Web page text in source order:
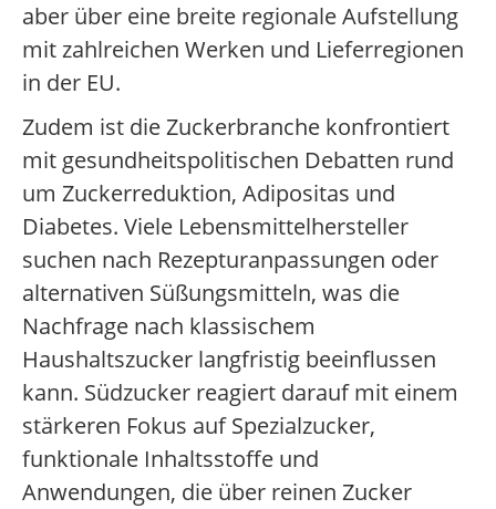
aber über eine breite regionale Aufstellung
mit zahlreichen Werken und Lieferregionen
in der EU.
Zudem ist die Zuckerbranche konfrontiert
mit gesundheitspolitischen Debatten rund
um Zuckerreduktion, Adipositas und
Diabetes. Viele Lebensmittelhersteller
suchen nach Rezepturanpassungen oder
alternativen Süßungsmitteln, was die
Nachfrage nach klassischem
Haushaltszucker langfristig beeinflussen
kann. Südzucker reagiert darauf mit einem
stärkeren Fokus auf Spezialzucker,
funktionale Inhaltsstoffe und
Anwendungen, die über reinen Zucker